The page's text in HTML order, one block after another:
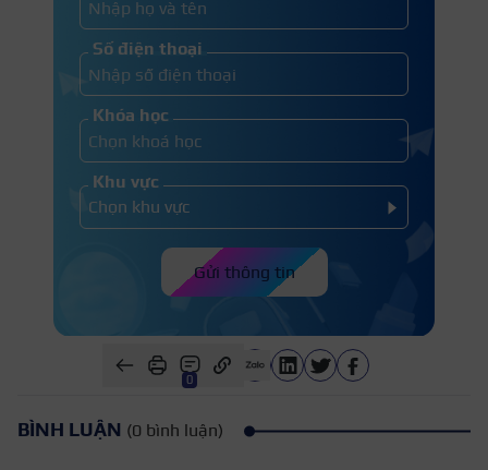
Công nghệ nối mi sinh học phù hợp với những đối
tượng cụ thể
Số điện thoại
Khóa học
Khu vực
Gửi thông tin
0
BÌNH LUẬN (0 bình luận)